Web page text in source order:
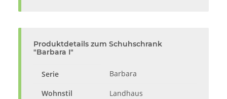
Produktdetails zum Schuhschrank
"Barbara I"
Serie Barbara
Wohnstil
Landhaus